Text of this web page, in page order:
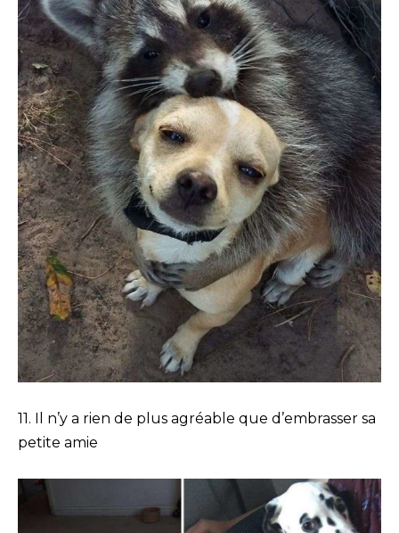
11. Il n’y a rien de plus agréable que d’embrasser sa
petite amie